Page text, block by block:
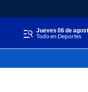
jueves 06 de
Todo en Deportes